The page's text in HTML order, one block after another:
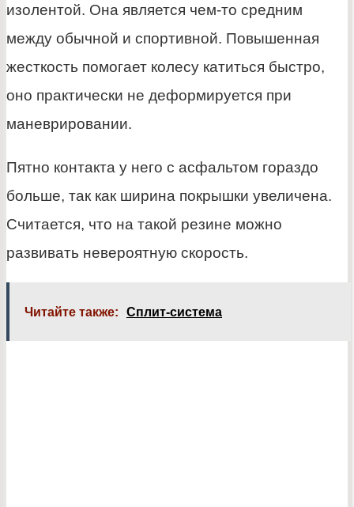
изолентой. Она является чем-то средним
между обычной и спортивной. Повышенная
жесткость помогает колесу катиться быстро,
оно практически не деформируется при
маневрировании.
Пятно контакта у него с асфальтом гораздо
больше, так как ширина покрышки увеличена.
Считается, что на такой резине можно
развивать невероятную скорость.
Читайте также: Сплит-система